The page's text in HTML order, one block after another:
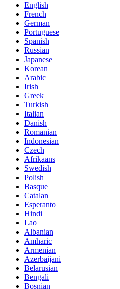
English
French
German
Portuguese
Spanish
Russian
Japanese
Korean
Arabic
Irish
Greek
Turkish
Italian
Danish
Romanian
Indonesian
Czech
Afrikaans
Swedish
Polish
Basque
Catalan
Esperanto
Hindi
Lao
Albanian
Amharic
Armenian
Azerbaijani
Belarusian
Bengali
Bosnian